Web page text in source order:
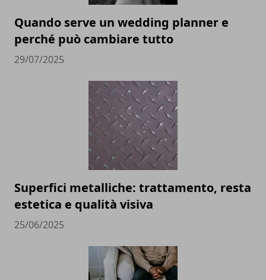
Quando serve un wedding planner e
perché può cambiare tutto
29/07/2025
Superfici metalliche: trattamento, resta
estetica e qualità visiva
25/06/2025